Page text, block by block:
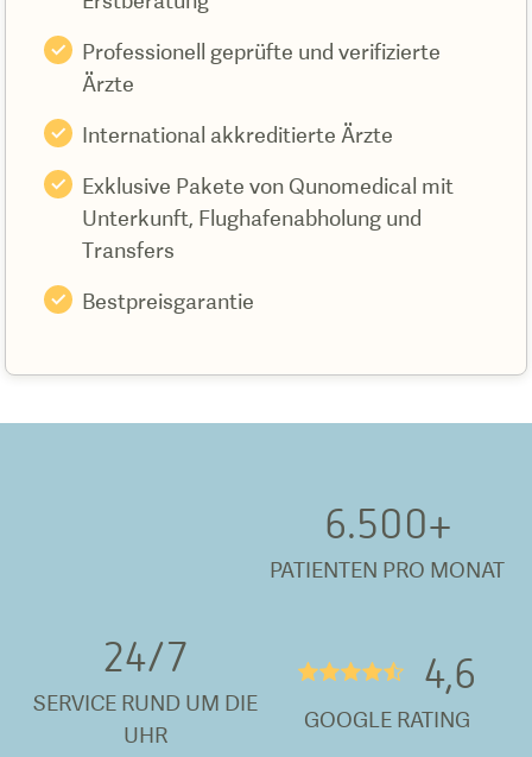
Professionell geprüfte und verifizierte
Ärzte
International akkreditierte Ärzte
Exklusive Pakete von Qunomedical mit
Unterkunft, Flughafenabholung und
Transfers
Bestpreisgarantie
6.500+
PATIENTEN PRO MONAT
24/7
SERVICE RUND UM DIE
UHR
★★★★½ 4,6
GOOGLE RATING